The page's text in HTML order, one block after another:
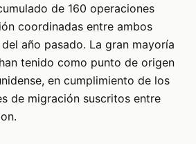
de 160 operaciones
coordinadas entre ambos
año pasado. La gran mayoría
tenido como punto de origen
en cumplimiento de los
de migración suscritos entre